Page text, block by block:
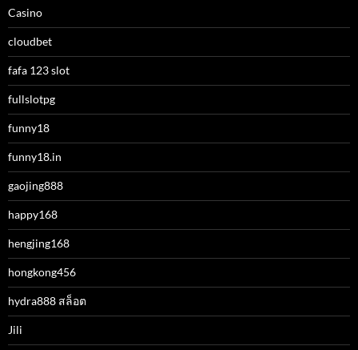
Casino
cloudbet
fafa 123 slot
fullslotpg
funny18
funny18.in
gaojing888
happy168
hengjing168
hongkong456
hydra888 สล็อต
Jili